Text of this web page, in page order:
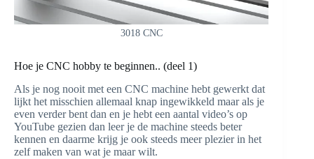
3018 CNC
Hoe je CNC hobby te beginnen.. (deel 1)
Als je nog nooit met een CNC machine hebt gewerkt dat
lijkt het misschien allemaal knap ingewikkeld maar als je
even verder bent dan en je hebt een aantal video’s op
YouTube gezien dan leer je de machine steeds beter
kennen en daarme krijg je ook steeds meer plezier in het
zelf maken van wat je maar wilt.